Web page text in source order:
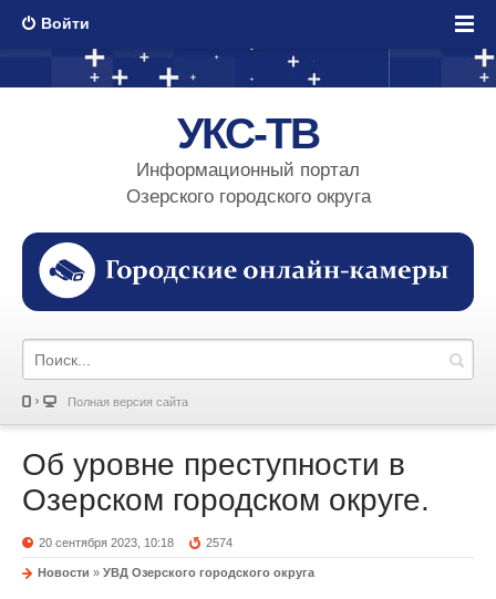
Войти
УКС-ТВ
Информационный портал
Озерского городского округа
Полная версия сайта
Об уровне преступности в
Озерском городском округе.
20 сентября 2023, 10:18 2574
Новости » УВД Озерского городского округа